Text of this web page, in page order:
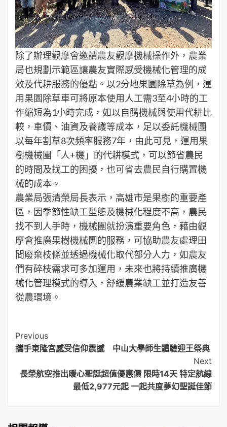
除了辦理觀摩會邀請農友觀摩機械操作外，農業
局也規劃示範區讓農友實際感受機械化管理的成
效及代耕服務的優點。以2分地果園除草為例，運
用果園除草車可將原本使用人工需3至4小時的工
作縮短為1小時完成，如以自購機械與使用代耕比
較，車價、油資及養護等成本，足以委託機械團
以每年割草8次頻率服務7年，由此可見，運用果
樹機械團「人+機」的代耕模式，可以節省農民
的時間及找工的困擾，也可省去農民自行購置機
械的成本。
農業局張清榮局長表示，高雄市是果樹的重要產
區，因季節性缺工型態及機械化程度不高，農民
找不到人手時，機械團就扮演重要角色，藉由觀
摩會推廣果樹機械團的服務，可協助農友處理田
間廢棄枝條並透過機械化取代部分人力，如農友
們有碎枝需求可多加運用，未來也將持續推廣機
械化管理模式的導入，舒緩農業缺工並打造友善
從農環境。
Post
Navigation
Previous
攜手東隆宮感受信仰震撼 中山大學師生體驗迎王祭典
Next
長榮航空推出暖心聖誕超值優惠價 限時14天 特定航線
最低2,977元起 一起共度夢幻聖誕佳節